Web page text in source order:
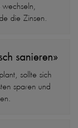
die Zinsen.
sanieren»
sollte sich
sparen und